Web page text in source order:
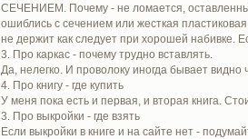
СЕЧЕНИЕМ. Почему - не ломается,
ошиблись с сечением или жесткая
не держит как следует при хорошей набивке.
3. Про каркас - почему трудно вставлять.
Да, нелегко. И проволоку иногда бывает
4. Про книгу - где купить
У меня пока есть и первая, и вторая книга.
3. Про выкройки - где взять
Если выкройки в книге и на сайте нет -